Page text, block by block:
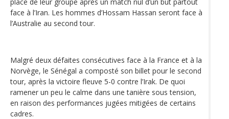
face à l’Iran. Les hommes d’Hossam Hassan seront face à
l’Australie au second tour.
Malgré deux défaites consécutives face à la France et à la
Norvège, le Sénégal a composté son billet pour le second
tour, après la victoire fleuve 5-0 contre l’Irak. De quoi
ramener un peu le calme dans une tanière sous tension,
en raison des performances jugées mitigées de certains
cadres.